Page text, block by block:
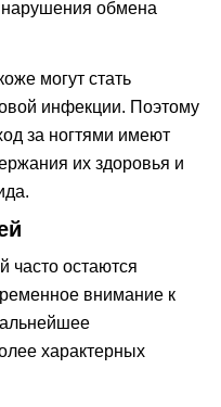
обмена
могут стать
инфекции. Поэтому
за ногтями имеют
их здоровья и
часто остаются
внимание к
характерных